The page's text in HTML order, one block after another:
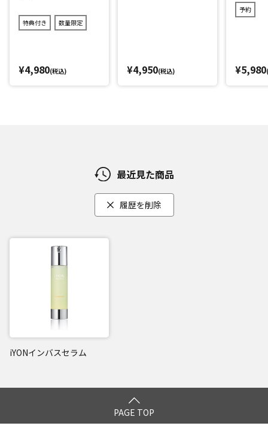
特典付き 数量限定
¥4,980(税込) ¥4,950(税込)
予約
¥5,980
最近見た商品
履歴を削除
iYONインバスセラム
PAGE TOP